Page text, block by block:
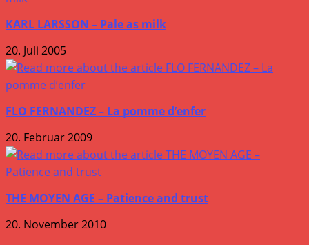
KARL LARSSON – Pale as milk
20. Juli 2005
FLO FERNANDEZ – La pomme d’enfer
20. Februar 2009
THE MOYEN AGE – Patience and trust
20. November 2010